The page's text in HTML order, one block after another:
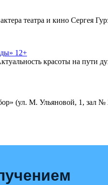
театра и кино Сергея
12+
красоты на пути
(ул. М. Ульяновой, 1, зал №